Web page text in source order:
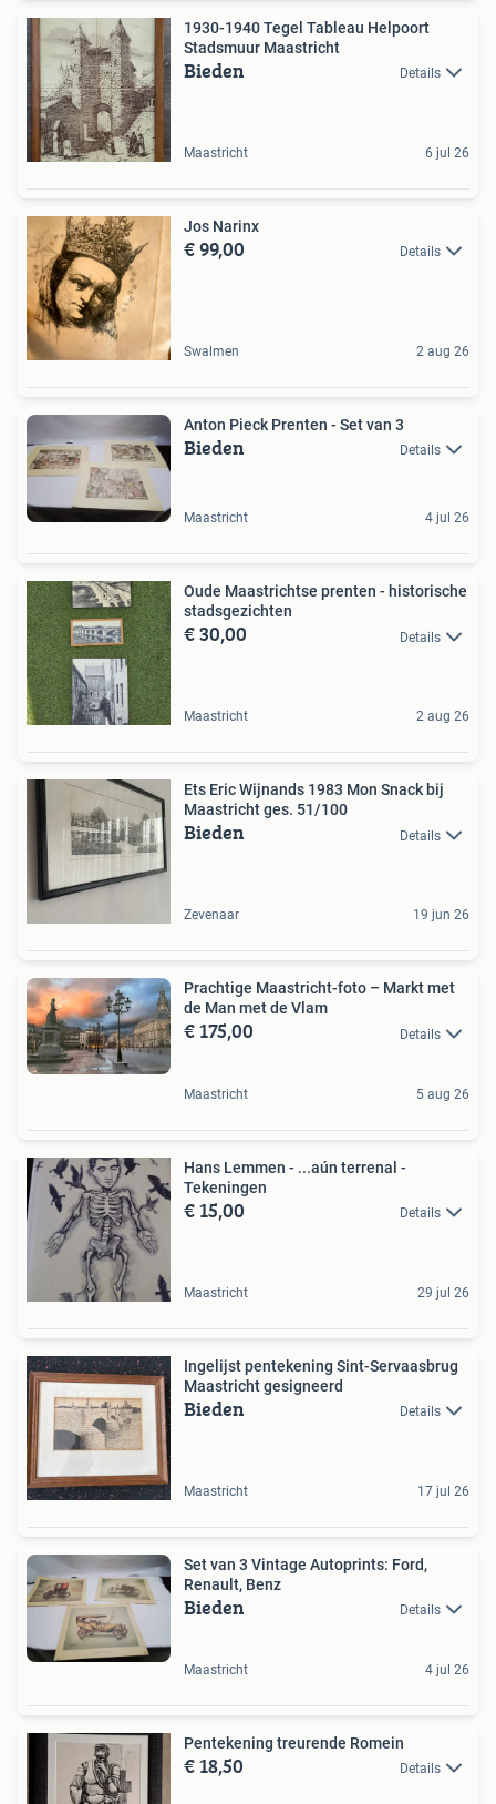
1930-1940 Tegel Tableau Helpoort
Stadsmuur Maastricht
Bieden Details
Maastricht 6 jul 26
Jos Narinx
€ 99,00 Details
Swalmen 2 aug 26
Anton Pieck Prenten - Set van 3
Bieden Details
Maastricht 4 jul 26
Oude Maastrichtse prenten - historische
stadsgezichten
€ 30,00 Details
Maastricht 2 aug 26
Ets Eric Wijnands 1983 Mon Snack bij
Maastricht ges. 51/100
Bieden Details
Zevenaar 19 jun 26
Prachtige Maastricht-foto – Markt met
de Man met de Vlam
€ 175,00 Details
Maastricht 5 aug 26
Hans Lemmen - ...aún terrenal -
Tekeningen
€ 15,00 Details
Maastricht 29 jul 26
Ingelijst pentekening Sint-Servaasbrug
Maastricht gesigneerd
Bieden Details
Maastricht 17 jul 26
Set van 3 Vintage Autoprints: Ford,
Renault, Benz
Bieden Details
Maastricht 4 jul 26
Pentekening treurende Romein
€ 18,50 Details